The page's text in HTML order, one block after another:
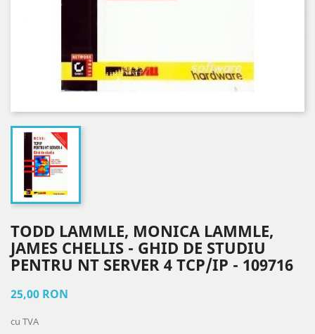
TODD LAMMLE, MONICA LAMMLE,
JAMES CHELLIS - GHID DE STUDIU
PENTRU NT SERVER 4 TCP/IP - 109716
25,00 RON
cu TVA